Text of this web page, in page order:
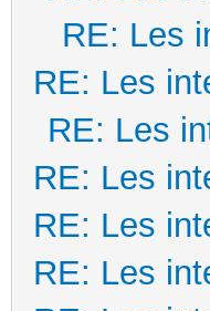
RE: Les
RE: Les
RE: Les
RE: Les
RE: Les
RE: Les